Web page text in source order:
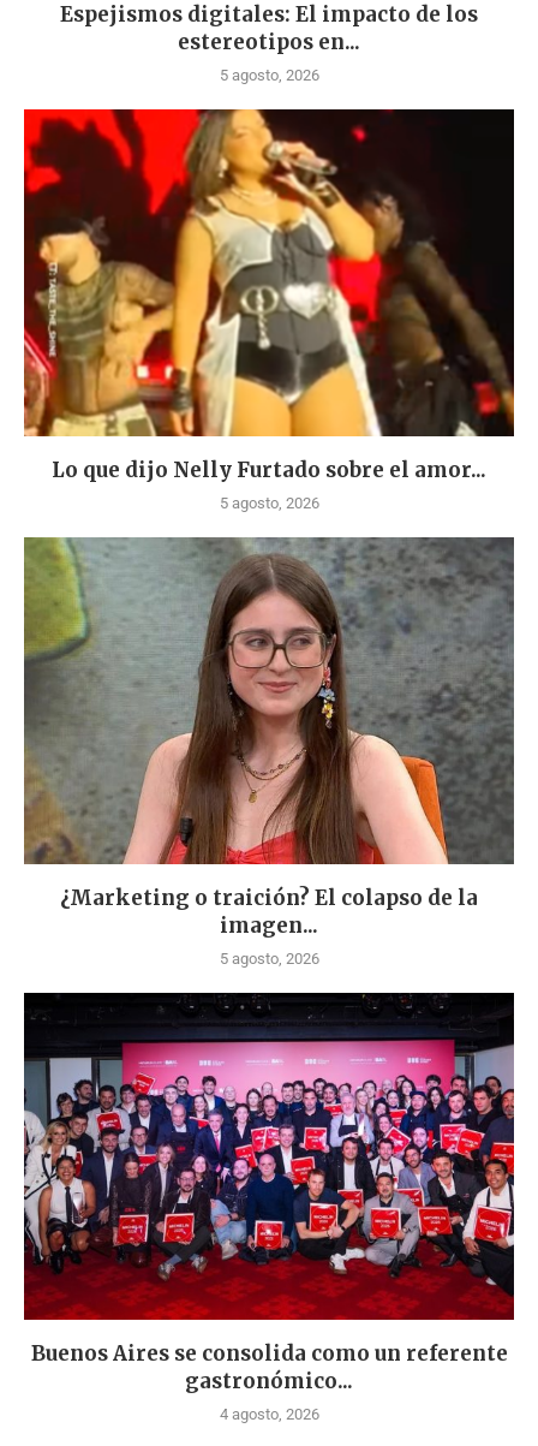
Espejismos digitales: El impacto de los
estereotipos en...
5 agosto, 2026
Lo que dijo Nelly Furtado sobre el amor...
5 agosto, 2026
¿Marketing o traición? El colapso de la
imagen...
5 agosto, 2026
Buenos Aires se consolida como un referente
gastronómico...
4 agosto, 2026